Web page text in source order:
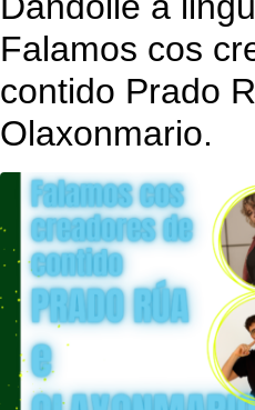
Falamos cos
contido Prado
Olaxonmario.